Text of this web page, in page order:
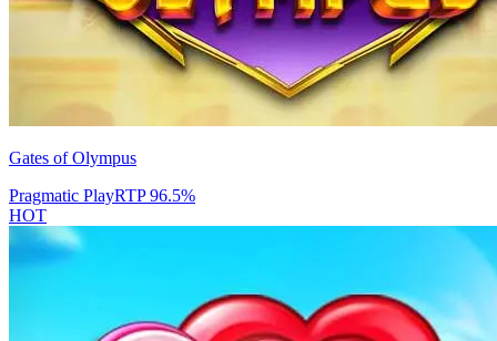
Gates of Olympus
Pragmatic PlayRTP96.5%
HOT